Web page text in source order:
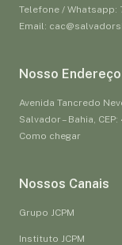
Telefone / Whatsapp:
Email:
Nosso Endereço
Avenida Tancredo
Salvador – Bahia,
Como chegar
Nossos Canais
Grupo JCPM
Instituto JCPM